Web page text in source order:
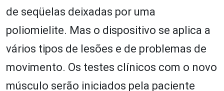
de seqüelas deixadas por uma
poliomielite. Mas o dispositivo se aplica a
vários tipos de lesões e de problemas de
movimento. Os testes clínicos com o novo
músculo serão iniciados pela paciente